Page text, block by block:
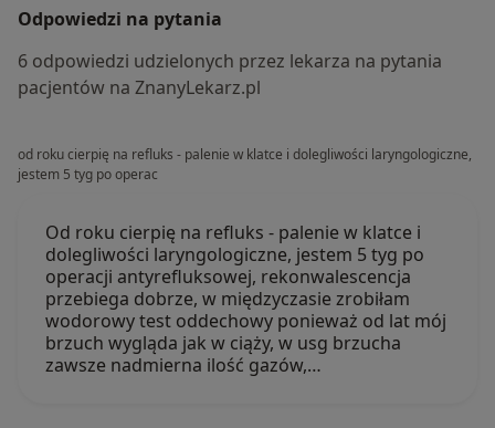
Odpowiedzi na pytania
6 odpowiedzi udzielonych przez lekarza na pytania
pacjentów na ZnanyLekarz.pl
od roku cierpię na refluks - palenie w klatce i dolegliwości laryngologiczne,
jestem 5 tyg po operac
Od roku cierpię na refluks - palenie w klatce i
dolegliwości laryngologiczne, jestem 5 tyg po
operacji antyrefluksowej, rekonwalescencja
przebiega dobrze, w międzyczasie zrobiłam
wodorowy test oddechowy ponieważ od lat mój
brzuch wygląda jak w ciąży, w usg brzucha
zawsze nadmierna ilość gazów,…